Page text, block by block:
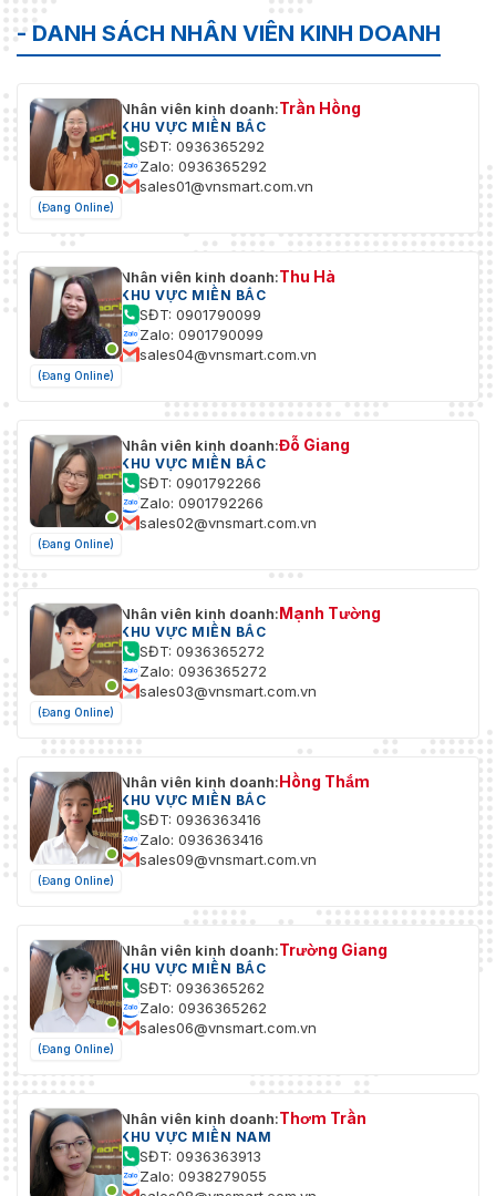
- DANH SÁCH NHÂN VIÊN KINH DOANH
(Đang Online)
Nhân viên kinh doanh:Trần Hồng
KHU VỰC MIỀN BẮC
SĐT: 0936365292
Zalo: 0936365292
sales01@vnsmart.com.vn
(Đang Online)
Nhân viên kinh doanh:Thu Hà
KHU VỰC MIỀN BẮC
SĐT: 0901790099
Zalo: 0901790099
sales04@vnsmart.com.vn
(Đang Online)
Nhân viên kinh doanh:Đỗ Giang
KHU VỰC MIỀN BẮC
SĐT: 0901792266
Zalo: 0901792266
sales02@vnsmart.com.vn
(Đang Online)
Nhân viên kinh doanh:Mạnh Tường
KHU VỰC MIỀN BẮC
SĐT: 0936365272
Zalo: 0936365272
sales03@vnsmart.com.vn
(Đang Online)
Nhân viên kinh doanh:Hồng Thắm
KHU VỰC MIỀN BẮC
SĐT: 0936363416
Zalo: 0936363416
sales09@vnsmart.com.vn
(Đang Online)
Nhân viên kinh doanh:Trường Giang
KHU VỰC MIỀN BẮC
SĐT: 0936365262
Zalo: 0936365262
sales06@vnsmart.com.vn
Nhân viên kinh doanh:Thơm Trần
KHU VỰC MIỀN NAM
SĐT: 0936363913
Zalo: 0938279055